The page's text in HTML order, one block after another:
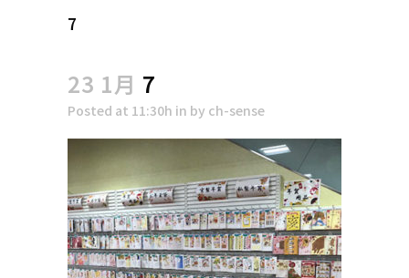
7
23 1月 7
Posted at 11:30h in by ch-sense